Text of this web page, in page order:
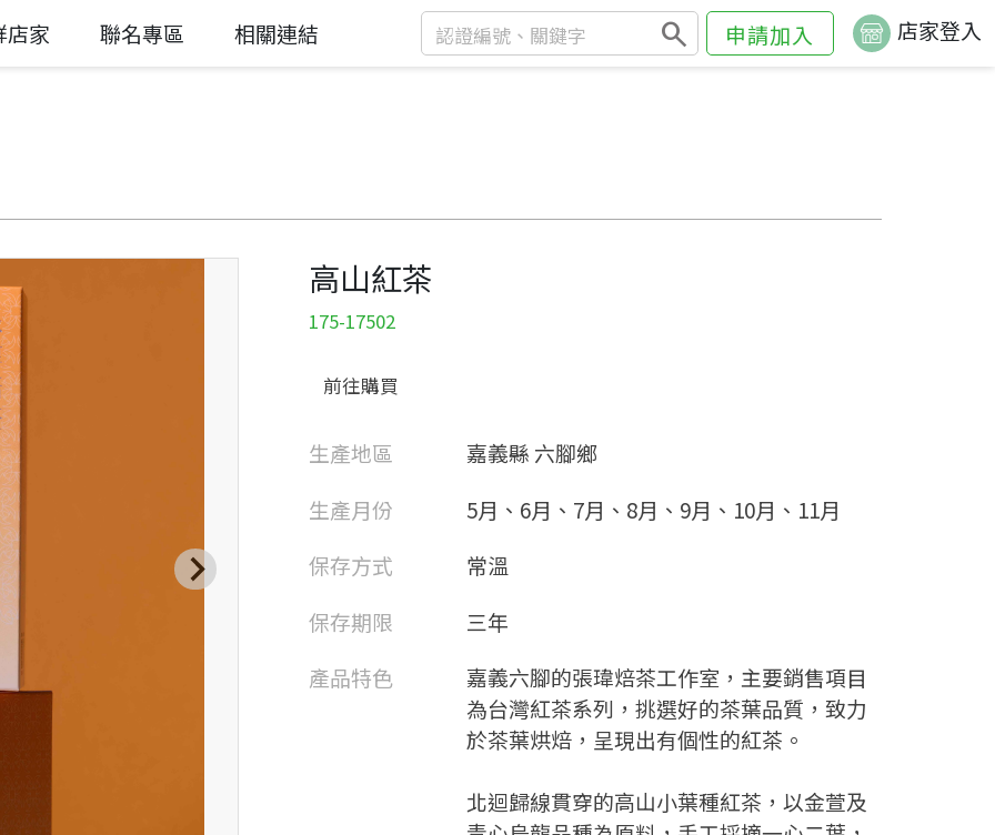
店家 聯名專區 相關連結 search 申請加入 店家登入
高山紅茶
175-17502
前往購買
生產地區
嘉義縣 六腳鄉
生產月份
5月、6月、7月、8月、9月、10月、11月
保存方式
常溫
保存期限
三年
產品特色
嘉義六腳的張瑋焙茶工作室，主要銷售項目
為台灣紅茶系列，挑選好的茶葉品質，致力
於茶葉烘焙，呈現出有個性的紅茶。
北迴歸線貫穿的高山小葉種紅茶，以金萱及